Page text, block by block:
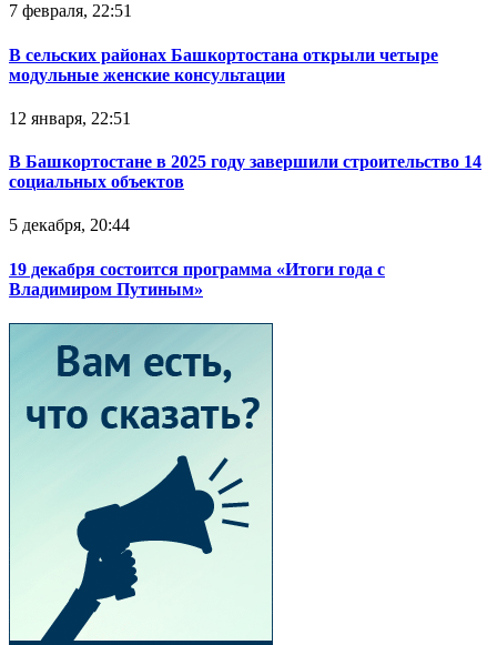
7 февраля, 22:51
В сельских районах Башкортостана открыли четыре
модульные женские консультации
12 января, 22:51
В Башкортостане в 2025 году завершили строительство 14
социальных объектов
5 декабря, 20:44
19 декабря состоится программа «Итоги года с
Владимиром Путиным»